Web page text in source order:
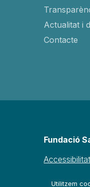
Actualitat i
Contacte
Fundació
Accessibilitat
Utilitzem